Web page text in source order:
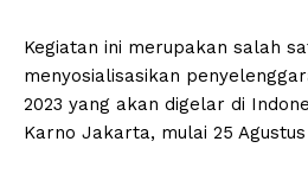
Kegiatan ini merupakan salah
menyosialisasikan
2023 yang akan digelar di
Karno Jakarta, mulai 25